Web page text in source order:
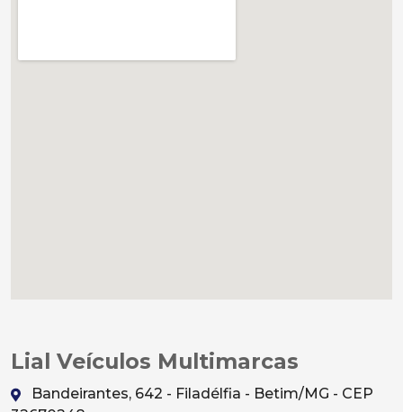
Lial Veículos Multimarcas
Bandeirantes, 642 - Filadélfia - Betim/MG - CEP